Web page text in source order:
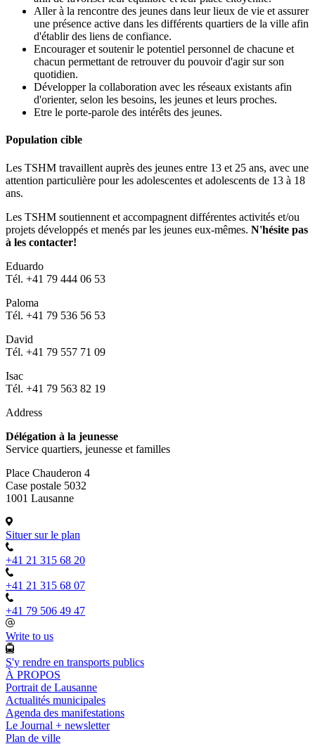
Aller à la rencontre des jeunes dans leur lieux de vie et assurer
une présence active dans les différents quartiers de la ville afin
d'établir des liens de confiance.
Encourager et soutenir le potentiel personnel de chacune et
chacun permettant de retrouver du pouvoir d'agir sur son
quotidien.
Développer la collaboration avec les réseaux existants afin
d'orienter, selon les besoins, les jeunes et leurs proches.
Etre le porte-parole des intérêts des jeunes.
Population cible
Les TSHM travaillent auprès des jeunes entre 13 et 25 ans, avec une
attention particulière pour les adolescentes et adolescents de 13 à 18
ans.
Les TSHM soutiennent et accompagnent différentes activités et/ou
projets développés et menés par les jeunes eux-mêmes. N'hésite pas
à les contacter!
Eduardo
Tél. +41 79 444 06 53
Paloma
Tél. +41 79 536 56 53
David
Tél. +41 79 557 71 09
Isac
Tél. +41 79 563 82 19
Address
Délégation à la jeunesse
Service quartiers, jeunesse et familles
Place Chauderon 4
Case postale 5032
1001 Lausanne
Situer sur le plan
+41 21 315 68 20
+41 21 315 68 07
+41 79 506 49 47
Write to us
S'y rendre en transports publics
À PROPOS
Portrait de Lausanne
Actualités municipales
Agenda des manifestations
Le Journal + newsletter
Plan de ville